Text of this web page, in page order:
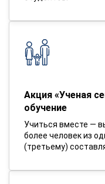
Акция «Ученая
обучение
Учиться вместе —
более человек из
(третьему)